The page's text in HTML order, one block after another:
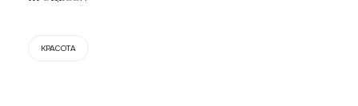
КРАСОТА